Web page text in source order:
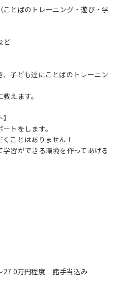
ことばのトレーニング・遊び・学
ど
子ども達にことばのトレーニン
えます。
トをします。
ことはありません！
習ができる環境を作ってあげる
27.0万円程度 諸手当込み